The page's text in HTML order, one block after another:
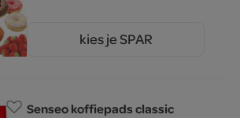
kies je SPAR
Senseo koffiepads classic